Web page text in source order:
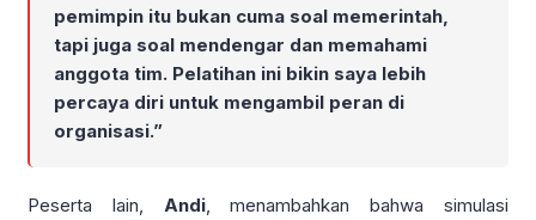
pemimpin itu bukan cuma soal memerintah,
tapi juga soal mendengar dan memahami
anggota tim. Pelatihan ini bikin saya lebih
percaya diri untuk mengambil peran di
organisasi.”
Peserta lain, Andi, menambahkan bahwa simulasi